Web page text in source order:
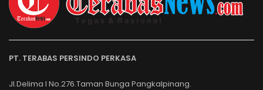
PT. TERABAS PERSINDO PERKASA
Jl.Delima I No.276.Taman Bunga Pangkalpinang.